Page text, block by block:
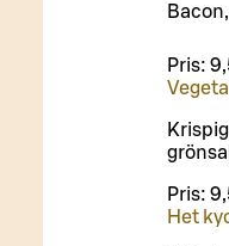
Pris:
Pris:
Het